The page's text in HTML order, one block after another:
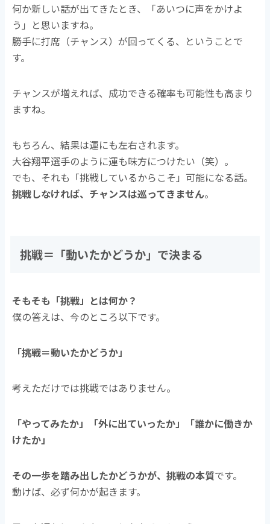
何か新しい話が出てきたとき、「あいつに声をかけよ
う」と思いますね。
勝手に打席（チャンス）が回ってくる、ということで
す。
チャンスが増えれば、成功できる確率も可能性も高まり
ますね。
もちろん、結果は運にも左右されます。
大谷翔平選手のように運も味方につけたい（笑）。
でも、それも「挑戦しているからこそ」可能になる話。
挑戦しなければ、チャンスは巡ってきません。
挑戦＝「動いたかどうか」で決まる
そもそも「挑戦」とは何か？
僕の答えは、今のところ以下です。
「挑戦＝動いたかどうか」
考えただけでは挑戦ではありません。
「やってみたか」「外に出ていったか」「誰かに働きか
けたか」
その一歩を踏み出したかどうかが、挑戦の本質です。
動けば、必ず何かが起きます。